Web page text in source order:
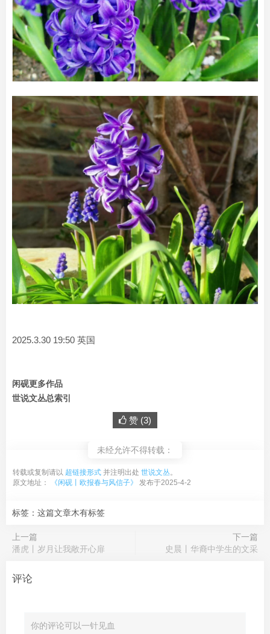
2025.3.30 19:50 英国
闲砚更多作品
世说文丛总索引
赞 (3)
未经允许不得转载：
转载或复制请以 超链接形式 并注明出处 世说文丛。
原文地址：
《闲砚丨欧报春与风信子》 发布于2025-4-2
标签：这篇文章木有标签
上一篇
潘虎丨岁月让我敞开心扉
下一篇
史晨丨华裔中学生的文采
评论